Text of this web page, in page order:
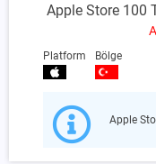
Apple Store 100
Platform Bölge
Apple